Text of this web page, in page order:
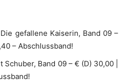
gefallene Kaiserin, Band 09 –
– Abschlussband!
Band 09 – € (D) 30,00 |